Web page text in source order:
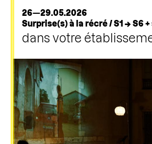
26—29.05.2026
Surprise(s) à la récré / S1 → S6
dans votre